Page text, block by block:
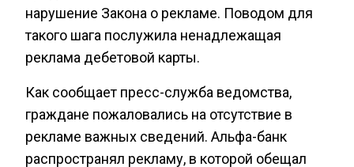
нарушение Закона о рекламе. Поводом для
такого шага послужила ненадлежащая
реклама дебетовой карты.
Как сообщает пресс-служба ведомства,
граждане пожаловались на отсутствие в
рекламе важных сведений. Альфа-банк
распространял рекламу, в которой обещал